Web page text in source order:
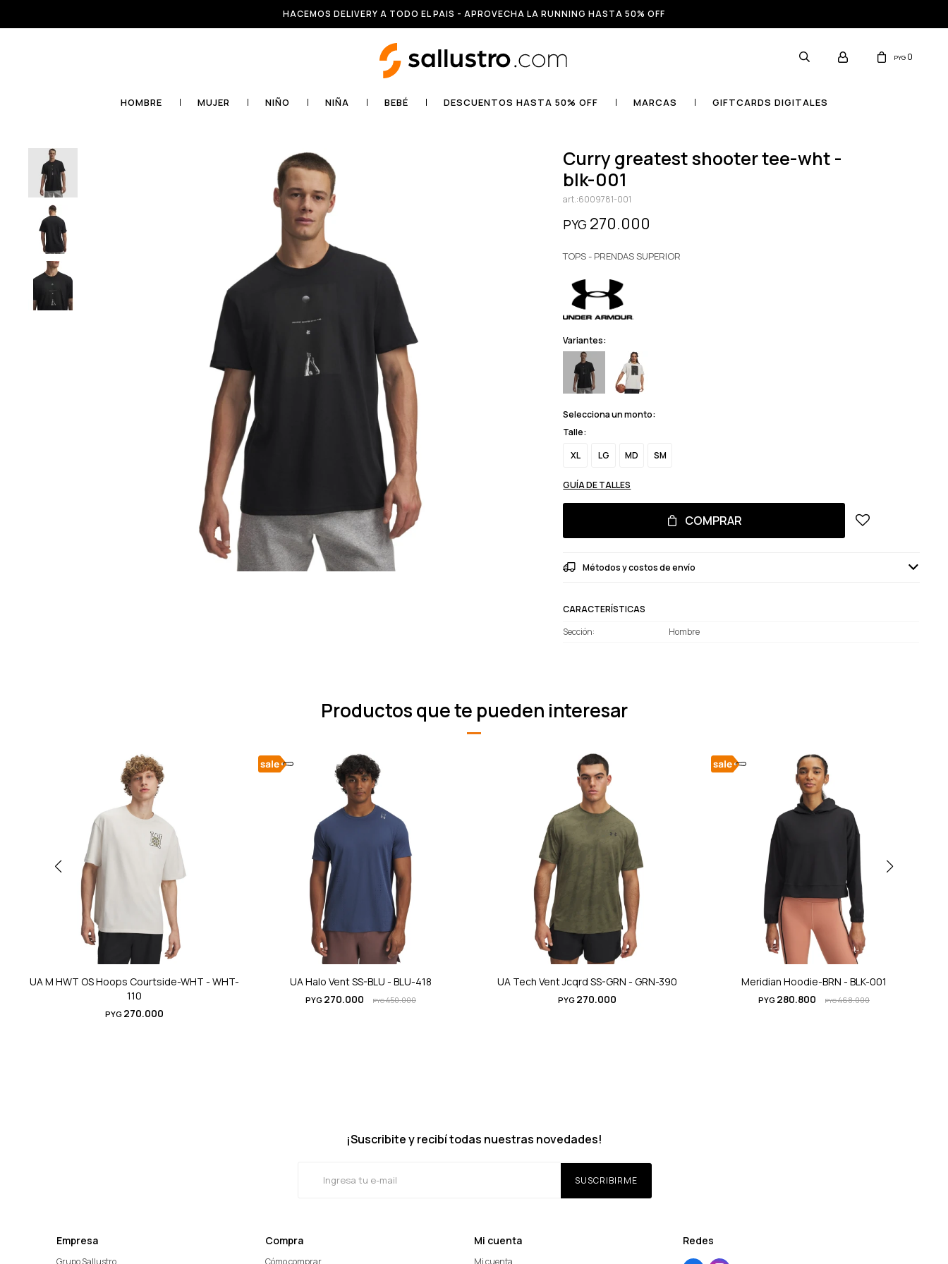
HACEMOS DELIVERY A TODO EL PAIS - APROVECHA LA RUNNING HASTA 50% OFF
HOMBRE MUJER NIÑO NIÑA BEBÉ DESCUENTOS HASTA 50% OFF MARCAS GIFTCARDS DIGITALES
PYG 0
curry greatest shooter tee-wht -
blk-001
6009781-001
PYG 270.000
TOPS - PRENDAS SUPERIOR
Variantes:
Selecciona un monto:
Talle:
XL
LG MD SM
GUÍA DE TALLES
COMPRAR
Métodos y costos de envío
CARACTERÍSTICAS
Sección
Hombre
Productos que te pueden interesar
UA M HWT OS Hoops Courtside-WHT - WHT-
110
PYG 270.000
UA Halo Vent SS-BLU - BLU-418
PYG 270.000 PYG450.000
UA Tech Vent Jcqrd SS-GRN - GRN-390
PYG 270.000
Meridian Hoodie-BRN - BLK-001
PYG 280.800 PYG468.000
Empresa Compra Mi cuenta Redes
¡Suscribite y recibí todas nuestras novedades!
SUSCRIBIRME